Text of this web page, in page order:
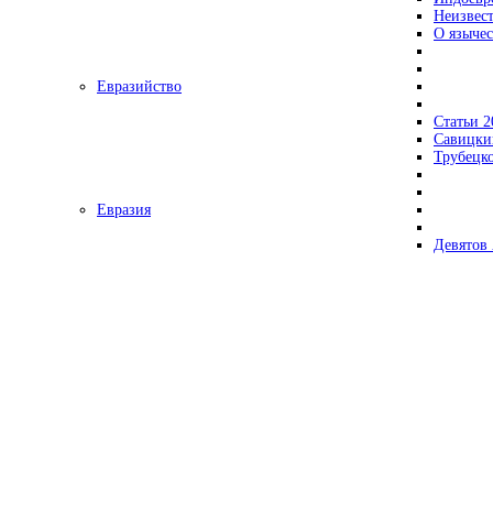
О
Евразийство
Статьи
Евразия